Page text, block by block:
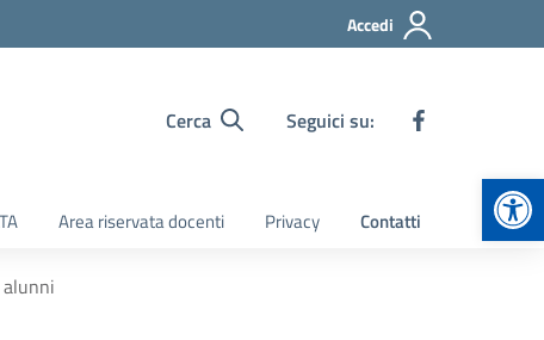
Accedi
Cerca Seguici su:
Area riservata docenti Privacy Contatti